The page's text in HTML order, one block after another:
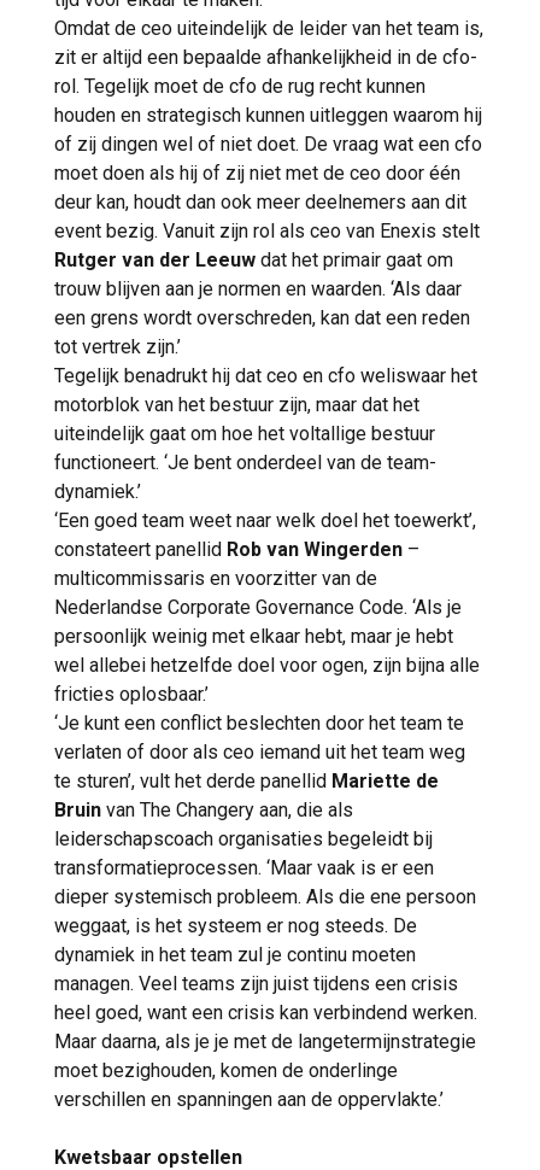
Omdat de ceo uiteindelijk de leider van het team is,
zit er altijd een bepaalde afhankelijkheid in de cfo-
rol. Tegelijk moet de cfo de rug recht kunnen
houden en strategisch kunnen uitleggen waarom hij
of zij dingen wel of niet doet. De vraag wat een cfo
moet doen als hij of zij niet met de ceo door één
deur kan, houdt dan ook meer deelnemers aan dit
event bezig. Vanuit zijn rol als ceo van Enexis stelt
Rutger van der Leeuw dat het primair gaat om
trouw blijven aan je normen en waarden. ‘Als daar
een grens wordt overschreden, kan dat een reden
tot vertrek zijn.’
Tegelijk benadrukt hij dat ceo en cfo weliswaar het
motorblok van het bestuur zijn, maar dat het
uiteindelijk gaat om hoe het voltallige bestuur
functioneert. ‘Je bent onderdeel van de team-
dynamiek.’
‘Een goed team weet naar welk doel het toewerkt’,
constateert panellid Rob van Wingerden –
multicommissaris en voorzitter van de
Nederlandse Corporate Governance Code. ‘Als je
persoonlijk weinig met elkaar hebt, maar je hebt
wel allebei hetzelfde doel voor ogen, zijn bijna alle
fricties oplosbaar.’
‘Je kunt een conflict beslechten door het team te
verlaten of door als ceo iemand uit het team weg
te sturen’, vult het derde panellid Mariette de
Bruin van The Changery aan, die als
leiderschapscoach organisaties begeleidt bij
transformatieprocessen. ‘Maar vaak is er een
dieper systemisch probleem. Als die ene persoon
weggaat, is het systeem er nog steeds. De
dynamiek in het team zul je continu moeten
managen. Veel teams zijn juist tijdens een crisis
heel goed, want een crisis kan verbindend werken.
Maar daarna, als je je met de langetermijnstrategie
moet bezighouden, komen de onderlinge
verschillen en spanningen aan de oppervlakte.’
Kwetsbaar opstellen